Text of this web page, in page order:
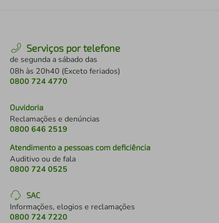
Serviços por telefone
de segunda a sábado das
08h às 20h40 (Exceto feriados)
0800 724 4770
Ouvidoria
Reclamações e denúncias
0800 646 2519
Atendimento a pessoas com deficiência
Auditivo ou de fala
0800 724 0525
SAC
Informações, elogios e reclamações
0800 724 7220